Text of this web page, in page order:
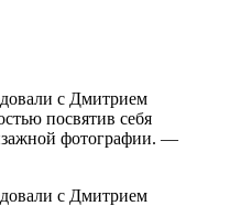
с Дмитрием
посвятив себя
фотографии. —
с Дмитрием